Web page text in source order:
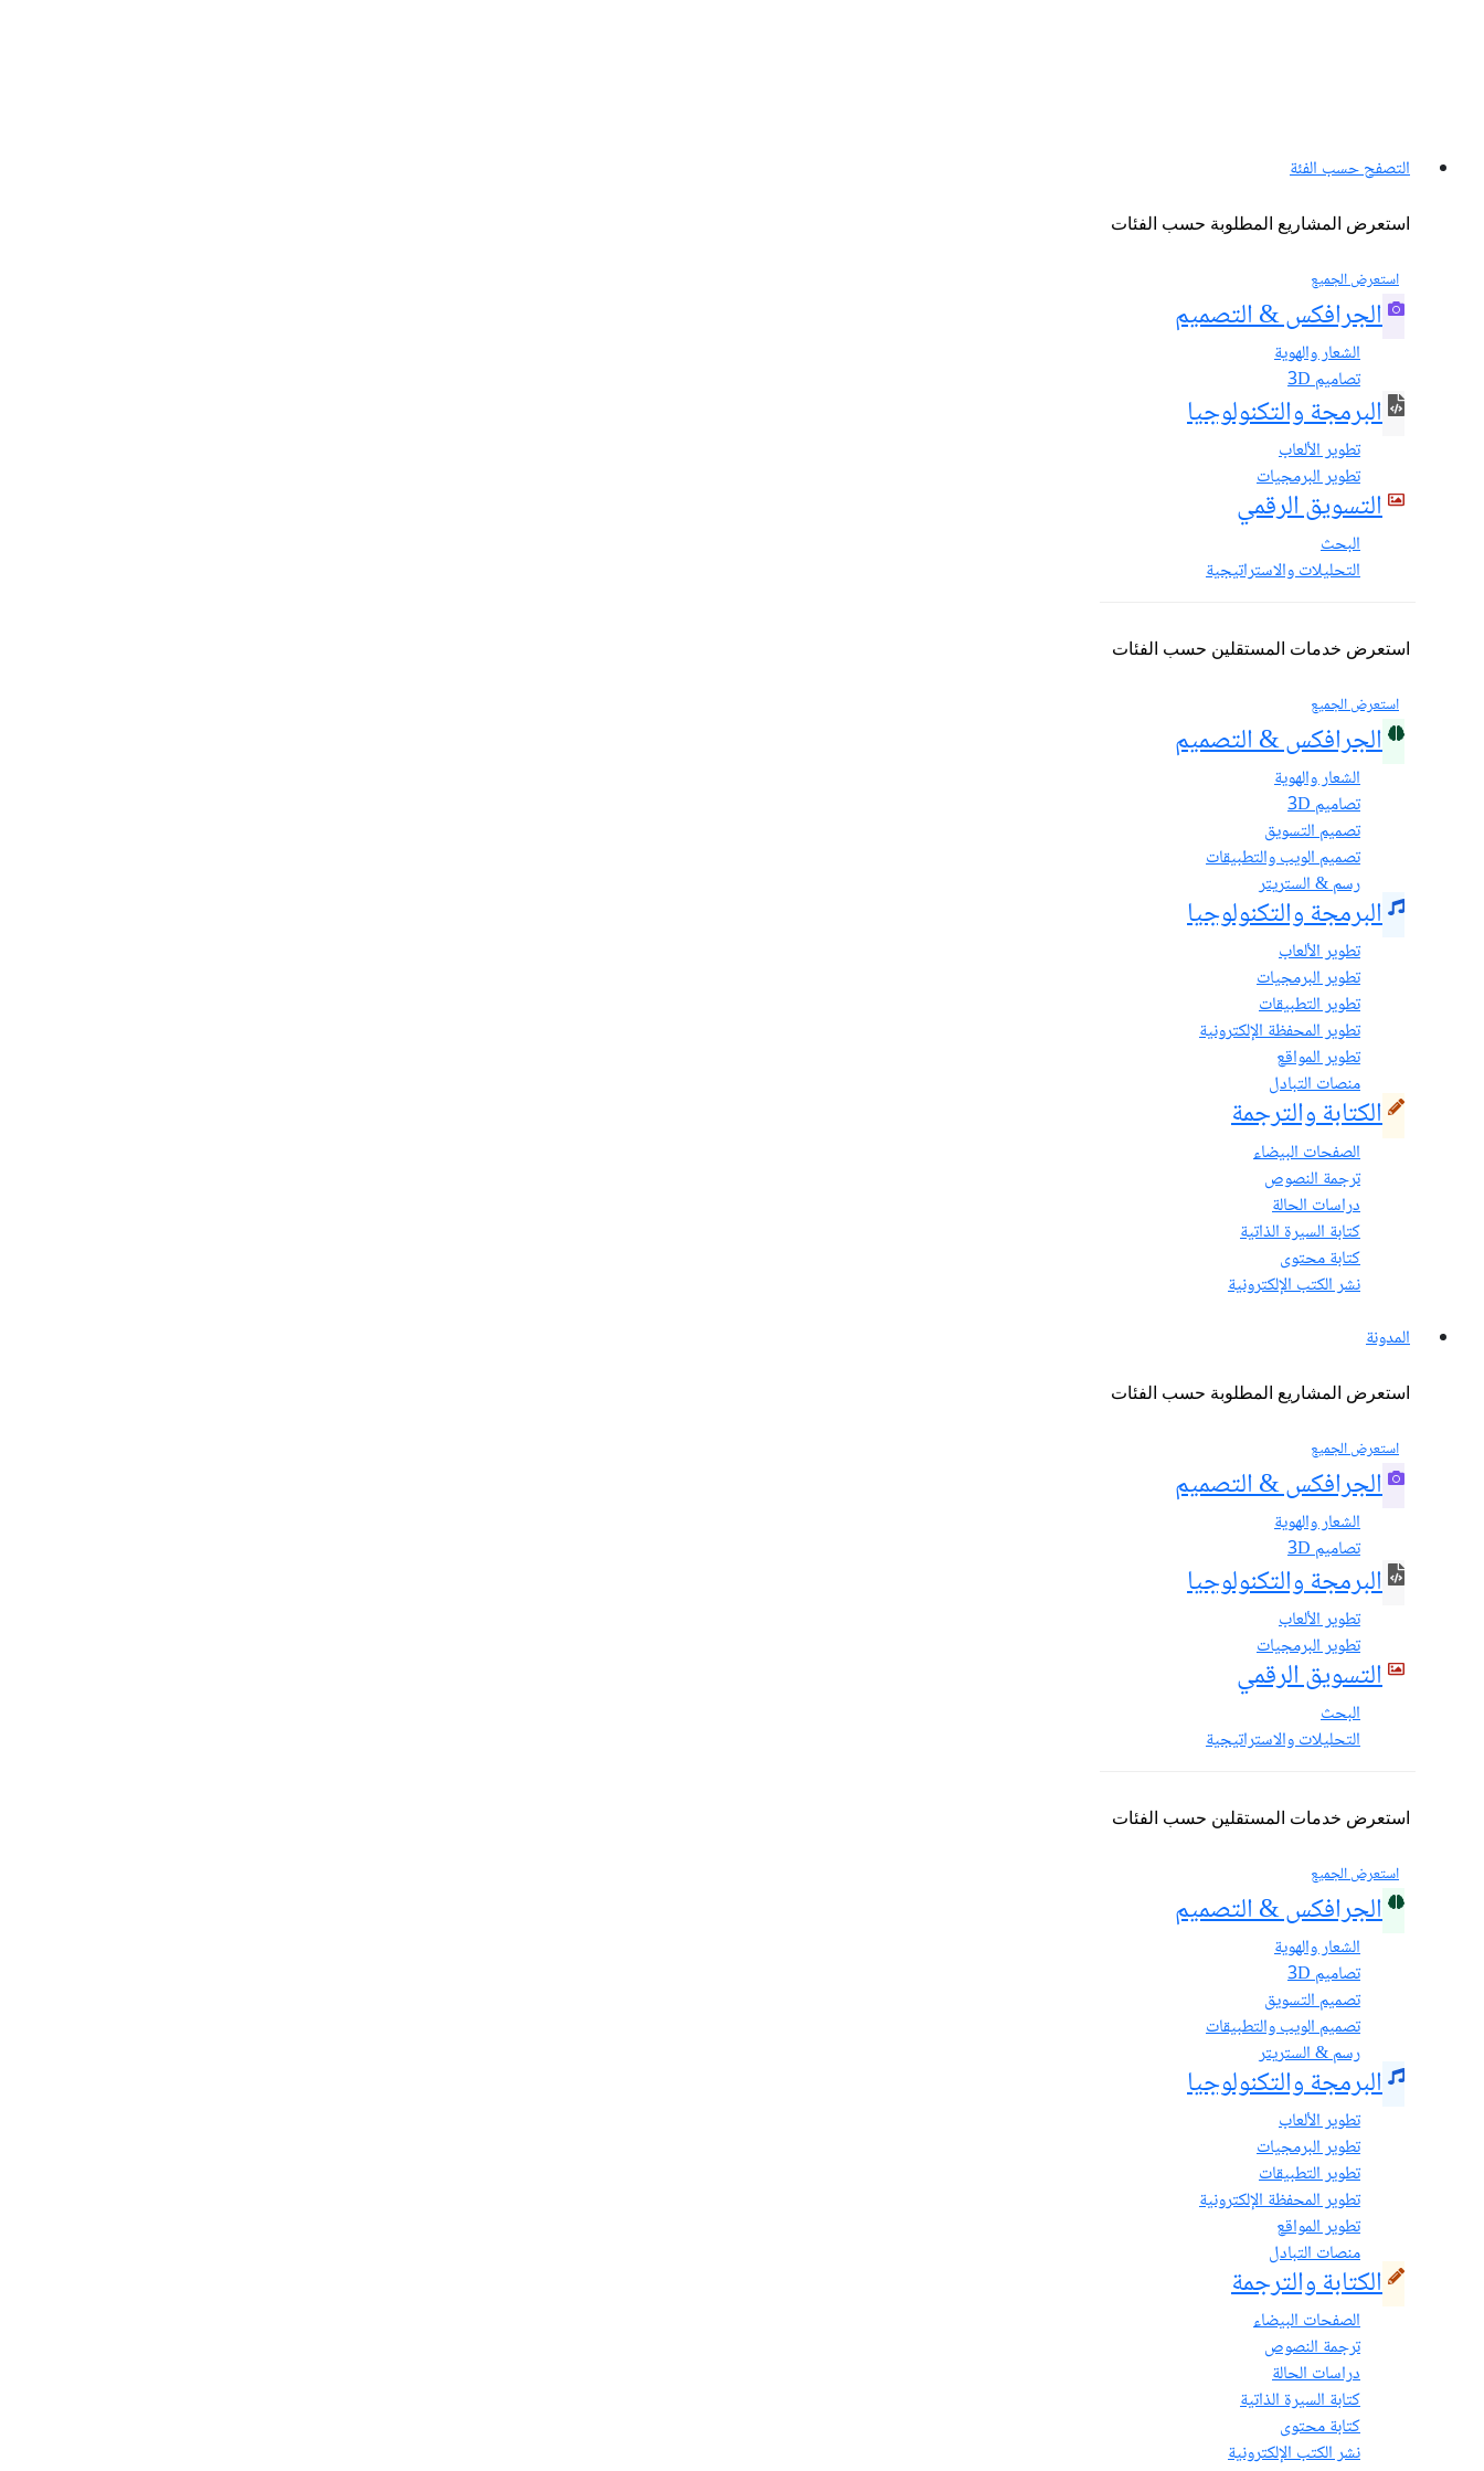
التصفح حسب الفئة
استعرض المشاريع المطلوبة حسب الفئات
استعرض الجميع
الجرافكس & التصميم
الشعار والهوية
تصاميم 3D
البرمجة والتكنولوجيا
تطوير الألعاب
تطوير البرمجيات
التسويق الرقمي
البحث
التحليلات والاستراتيجية
استعرض خدمات المستقلين حسب الفئات
استعرض الجميع
الجرافكس & التصميم
الشعار والهوية
تصاميم 3D
تصميم التسويق
تصميم الويب والتطبيقات
رسم & الستريتر
البرمجة والتكنولوجيا
تطوير الألعاب
تطوير البرمجيات
تطوير التطبيقات
تطوير المحفظة الإلكترونية
تطوير المواقع
منصات التبادل
الكتابة والترجمة
الصفحات البيضاء
ترجمة النصوص
دراسات الحالة
كتابة السيرة الذاتية
كتابة محتوى
نشر الكتب الإلكترونية
المدونة
استعرض المشاريع المطلوبة حسب الفئات
استعرض الجميع
الجرافكس & التصميم
الشعار والهوية
تصاميم 3D
البرمجة والتكنولوجيا
تطوير الألعاب
تطوير البرمجيات
التسويق الرقمي
البحث
التحليلات والاستراتيجية
استعرض خدمات المستقلين حسب الفئات
استعرض الجميع
الجرافكس & التصميم
الشعار والهوية
تصاميم 3D
تصميم التسويق
تصميم الويب والتطبيقات
رسم & الستريتر
البرمجة والتكنولوجيا
تطوير الألعاب
تطوير البرمجيات
تطوير التطبيقات
تطوير المحفظة الإلكترونية
تطوير المواقع
منصات التبادل
الكتابة والترجمة
الصفحات البيضاء
ترجمة النصوص
دراسات الحالة
كتابة السيرة الذاتية
كتابة محتوى
نشر الكتب الإلكترونية